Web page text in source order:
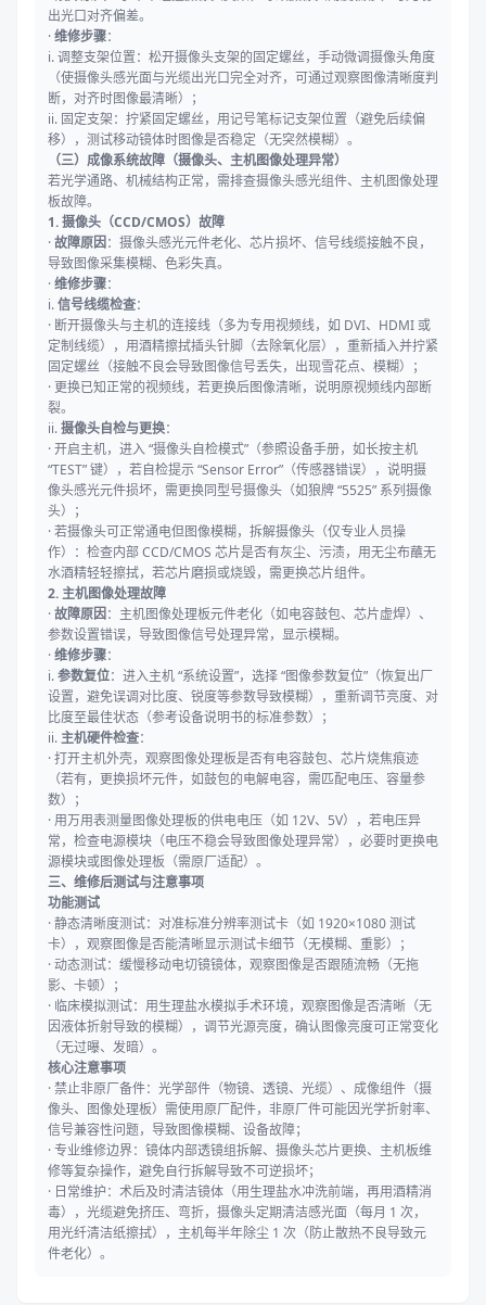
出光口对齐偏差。
·维修步骤：
i. 调整支架位置：松开摄像头支架的固定螺丝，手动微调摄像头角度
（使摄像头感光面与光缆出光口完全对齐，可通过观察图像清晰度判
断，对齐时图像最清晰）；
ii. 固定支架：拧紧固定螺丝，用记号笔标记支架位置（避免后续偏
移），测试移动镜体时图像是否稳定（无突然模糊）。
（三）成像系统故障（摄像头、主机图像处理异常）
若光学通路、机械结构正常，需排查摄像头感光组件、主机图像处理
板故障。
1. 摄像头（CCD/CMOS）故障
·故障原因：摄像头感光元件老化、芯片损坏、信号线缆接触不良，
导致图像采集模糊、色彩失真。
·维修步骤：
i.信号线缆检查：
· 断开摄像头与主机的连接线（多为专用视频线，如 DVI、HDMI 或
定制线缆），用酒精擦拭插头针脚（去除氧化层），重新插入并拧紧
固定螺丝（接触不良会导致图像信号丢失，出现雪花点、模糊）；
· 更换已知正常的视频线，若更换后图像清晰，说明原视频线内部断
裂。
ii.摄像头自检与更换：
· 开启主机，进入 “摄像头自检模式”（参照设备手册，如长按主机
“TEST” 键），若自检提示 “Sensor Error”（传感器错误），说明摄
像头感光元件损坏，需更换同型号摄像头（如狼牌 “5525” 系列摄像
头）；
· 若摄像头可正常通电但图像模糊，拆解摄像头（仅专业人员操
作）：检查内部 CCD/CMOS 芯片是否有灰尘、污渍，用无尘布蘸无
水酒精轻轻擦拭，若芯片磨损或烧毁，需更换芯片组件。
2. 主机图像处理故障
·故障原因：主机图像处理板元件老化（如电容鼓包、芯片虚焊）、
参数设置错误，导致图像信号处理异常，显示模糊。
·维修步骤：
i.参数复位：进入主机 “系统设置”，选择 “图像参数复位”（恢复出厂
设置，避免误调对比度、锐度等参数导致模糊），重新调节亮度、对
比度至最佳状态（参考设备说明书的标准参数）；
ii.主机硬件检查：
· 打开主机外壳，观察图像处理板是否有电容鼓包、芯片烧焦痕迹
（若有，更换损坏元件，如鼓包的电解电容，需匹配电压、容量参
数）；
· 用万用表测量图像处理板的供电电压（如 12V、5V），若电压异
常，检查电源模块（电压不稳会导致图像处理异常），必要时更换电
源模块或图像处理板（需原厂适配）。
三、维修后测试与注意事项
功能测试
· 静态清晰度测试：对准标准分辨率测试卡（如 1920×1080 测试
卡），观察图像是否能清晰显示测试卡细节（无模糊、重影）；
· 动态测试：缓慢移动电切镜镜体，观察图像是否跟随流畅（无拖
影、卡顿）；
· 临床模拟测试：用生理盐水模拟手术环境，观察图像是否清晰（无
因液体折射导致的模糊），调节光源亮度，确认图像亮度可正常变化
（无过曝、发暗）。
核心注意事项
· 禁止非原厂备件：光学部件（物镜、透镜、光缆）、成像组件（摄
像头、图像处理板）需使用原厂配件，非原厂件可能因光学折射率、
信号兼容性问题，导致图像模糊、设备故障；
· 专业维修边界：镜体内部透镜组拆解、摄像头芯片更换、主机板维
修等复杂操作，避免自行拆解导致不可逆损坏；
· 日常维护：术后及时清洁镜体（用生理盐水冲洗前端，再用酒精消
毒），光缆避免挤压、弯折，摄像头定期清洁感光面（每月 1 次，
用光纤清洁纸擦拭），主机每半年除尘 1 次（防止散热不良导致元
件老化）。